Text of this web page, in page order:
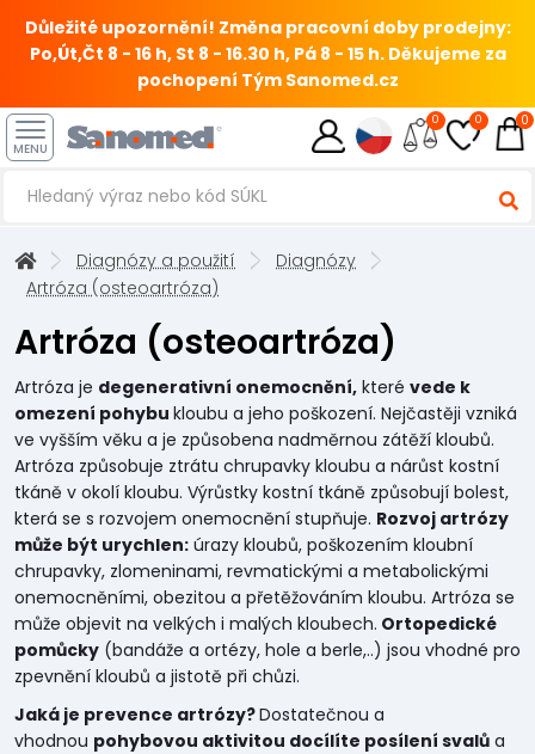
Důležité upozornění! Změna pracovní doby prodejny:
Po,Út,Čt 8 - 16 h, St 8 - 16.30 h, Pá 8 - 15 h. Děkujeme za
pochopení Tým Sanomed.cz
MENU
0 0 0
Diagnózy a použití
Diagnózy
Artróza (osteoartróza)
Artróza (osteoartróza)
Artróza je degenerativní onemocnění, které vede k
omezení pohybu kloubu a jeho poškození. Nejčastěji vzniká
ve vyšším věku a je způsobena nadměrnou zátěží kloubů.
Artróza způsobuje ztrátu chrupavky kloubu a nárůst kostní
tkáně v okolí kloubu. Výrůstky kostní tkáně způsobují bolest,
která se s rozvojem onemocnění stupňuje. Rozvoj artrózy
může být urychlen: úrazy kloubů, poškozením kloubní
chrupavky, zlomeninami, revmatickými a metabolickými
onemocněními, obezitou a přetěžováním kloubu. Artróza se
může objevit na velkých i malých kloubech. Ortopedické
pomůcky (bandáže a ortézy, hole a berle,..) jsou vhodné pro
zpevnění kloubů a jistotě při chůzi.
Jaká je prevence artrózy?Dostatečnou a
vhodnou pohybovou aktivitou docílíte posílení svalů a